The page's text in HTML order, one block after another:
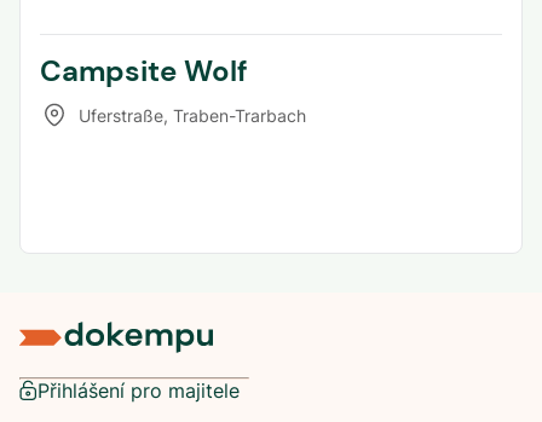
Campsite Wolf
Uferstraße, Traben-Trarbach
Přihlášení pro majitele